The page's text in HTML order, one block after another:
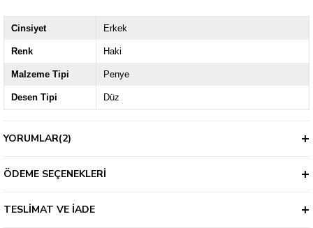
Cinsiyet Erkek
Renk Haki
Malzeme Tipi Penye
Desen Tipi Düz
Kumaş Türü
Genç
Kalıp
YORUMLAR(2)
ÖDEME SEÇENEKLERI
TESLIMAT VE İADE